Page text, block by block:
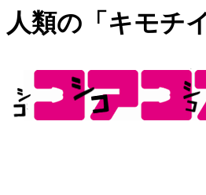
人類の「キモチ